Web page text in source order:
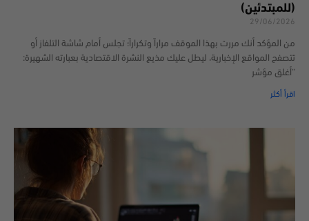
(للمبتدئين)
29/06/2026
من المؤكد أنك مررت بهذا الموقف مراراً وتكراراً؛ تجلس أمام شاشة التلفاز أو
تتصفح المواقع الإخبارية، ليطل عليك مذيع النشرة الاقتصادية بعبارته الشهيرة:
“أغلق مؤشر
اقرأ أكثر